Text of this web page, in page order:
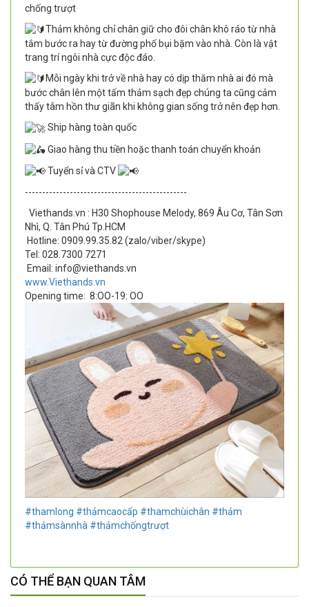
chống trượt
Thảm không chỉ chân giữ cho đôi chân khô ráo từ nhà
tắm bước ra hay từ đường phố bụi bặm vào nhà. Còn là vật
trang trí ngôi nhà cực độc đáo.
Mỗi ngày khi trở về nhà hay có dịp thăm nhà ai đó mà
bước chân lên một tấm thảm sạch đẹp chúng ta cũng cảm
thấy tâm hồn thư giãn khi không gian sống trở nên đẹp hơn.
Ship hàng toàn quốc
Giao hàng thu tiền hoặc thanh toán chuyển khoản
Tuyển sỉ và CTV
-----------------------------------------------
Viethands.vn : H30 Shophouse Melody, 869 Âu Cơ, Tân Sơn
Nhì, Q. Tân Phú Tp.HCM
Hotline: 0909.99.35.82 (zalo/viber/skype)
Tel: 028.7300 7271
Email: info@viethands.vn
www.Viethands.vn
Opening time: 8:OO-19: OO
#thamlong #thảmcaocấp #thamchùichân #thảm
#thảmsànnhà #thảmchốngtrượt
CÓ THỂ BẠN QUAN TÂM